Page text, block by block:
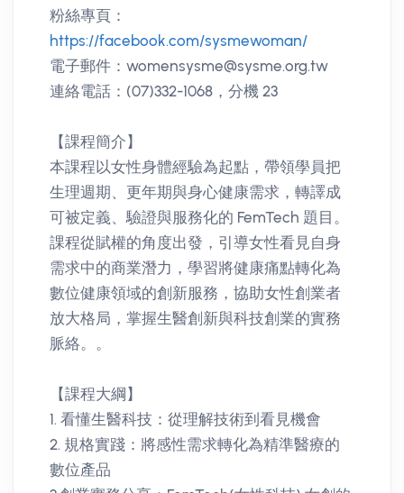
粉絲專頁：
https://facebook.com/sysmewoman/
電子郵件：womensysme@sysme.org.tw
連絡電話：(07)332-1068，分機 23
【課程簡介】
本課程以女性身體經驗為起點，帶領學員把
生理週期、更年期與身心健康需求，轉譯成
可被定義、驗證與服務化的 FemTech 題目。
課程從賦權的角度出發，引導女性看見自身
需求中的商業潛力，學習將健康痛點轉化為
數位健康領域的創新服務，協助女性創業者
放大格局，掌握生醫創新與科技創業的實務
脈絡。。
【課程大綱】
1. 看懂生醫科技：從理解技術到看見機會
2. 規格實踐：將感性需求轉化為精準醫療的
數位產品